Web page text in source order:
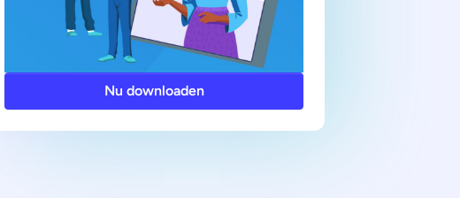
Nu downloaden